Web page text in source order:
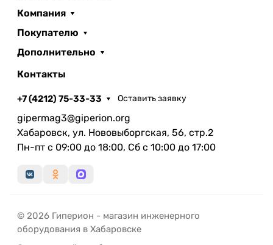
Компания
Покупателю
Дополнительно
Контакты
+7 (4212) 75-33-33 Оставить заявку
gipermag3@giperion.org
Хабаровск, ул. Нововыборгская, 56, стр.2
Пн-пт с 09:00 до 18:00, Сб с 10:00 до 17:00
© 2026 Гиперион - магазин инженерного
оборудования в Хабаровске